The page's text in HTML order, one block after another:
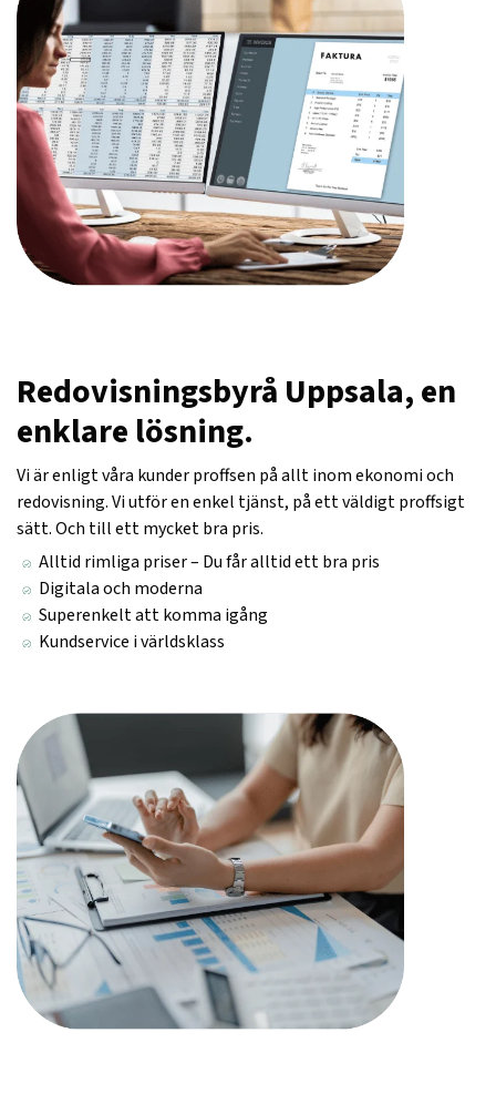
Redovisningsbyrå Uppsala, en
enklare lösning.
Vi är enligt våra kunder proffsen på allt inom ekonomi och
redovisning. Vi utför en enkel tjänst, på ett väldigt proffsigt
sätt. Och till ett mycket bra pris.
Alltid rimliga priser – Du får alltid ett bra pris
Digitala och moderna
Superenkelt att komma igång
Kundservice i världsklass